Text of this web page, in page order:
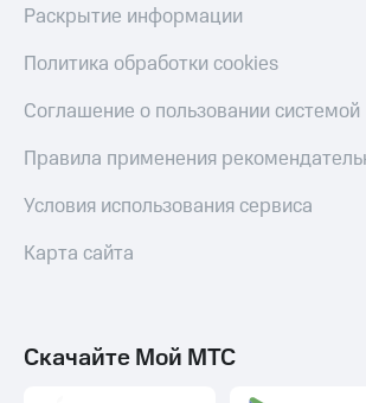
Раскрытие информации
Политика обработки cookies
Соглашение о пользовании системой
Правила применения
Условия использования сервиса
Карта сайта
Скачайте Мой МТС